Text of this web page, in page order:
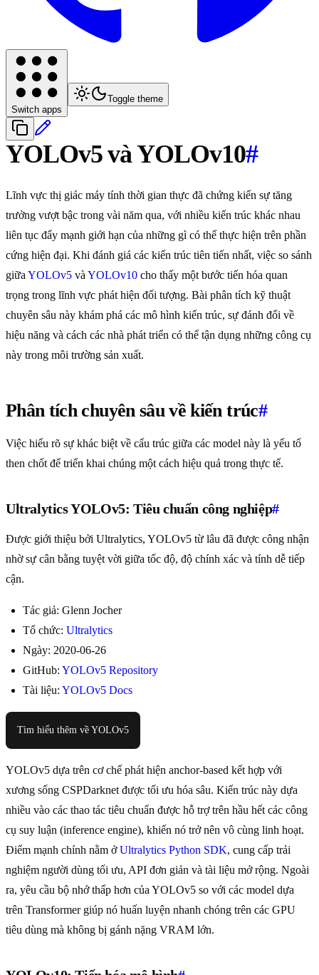
Switch apps
Toggle theme
YOLOv5 và YOLOv10#
Lĩnh vực thị giác máy tính thời gian thực đã chứng kiến sự tăng
trưởng vượt bậc trong vài năm qua, với nhiều kiến trúc khác nhau
liên tục đẩy mạnh giới hạn của những gì có thể thực hiện trên phần
cứng hiện đại. Khi đánh giá các kiến trúc tiên tiến nhất, việc so sánh
giữa YOLOv5 và YOLOv10 cho thấy một bước tiến hóa quan
trọng trong lĩnh vực phát hiện đối tượng. Bài phân tích kỹ thuật
chuyên sâu này khám phá các mô hình kiến trúc, sự đánh đổi về
hiệu năng và cách các nhà phát triển có thể tận dụng những công cụ
này trong môi trường sản xuất.
Phân tích chuyên sâu về kiến trúc#
Việc hiểu rõ sự khác biệt về cấu trúc giữa các model này là yếu tố
then chốt để triển khai chúng một cách hiệu quả trong thực tế.
Ultralytics YOLOv5: Tiêu chuẩn công nghiệp#
Được giới thiệu bởi Ultralytics, YOLOv5 từ lâu đã được công nhận
nhờ sự cân bằng tuyệt vời giữa tốc độ, độ chính xác và tính dễ tiếp
cận.
Tác giả: Glenn Jocher
Tổ chức: Ultralytics
Ngày: 2020-06-26
GitHub: YOLOv5 Repository
Tài liệu: YOLOv5 Docs
Tìm hiểu thêm về YOLOv5
YOLOv5 dựa trên cơ chế phát hiện anchor-based kết hợp với
xương sống CSPDarknet được tối ưu hóa sâu. Kiến trúc này dựa
nhiều vào các thao tác tiêu chuẩn được hỗ trợ trên hầu hết các công
cụ suy luận (inference engine), khiến nó trở nên vô cùng linh hoạt.
Điểm mạnh chính nằm ởUltralytics Python SDK, cung cấp trải
nghiệm người dùng tối ưu, API đơn giản và tài liệu mở rộng. Ngoài
ra, yêu cầu bộ nhớ thấp hơn của YOLOv5 so với các model dựa
trên Transformer giúp nó huấn luyện nhanh chóng trên các GPU
tiêu dùng mà không bị gánh nặng VRAM lớn.